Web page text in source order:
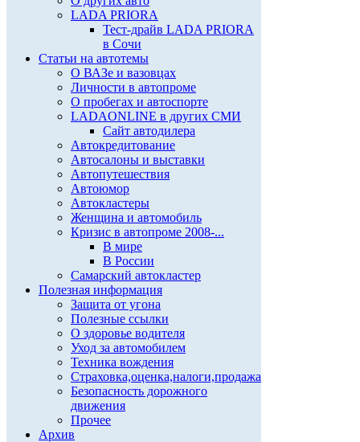
LADA PRIORA
Тест-драйв LADA PRIORA
в Сочи
Статьи на автотемы
О ВАЗе и вазовцах
Личности в автопроме
О пробегах и автоспорте
LADAONLINE в других СМИ
Сайт автодилера
Автокредитование
Автосалоны и выставки
Автопутешествия
Автоюмор
Автокластеры
Женщина и автомобиль
Кризис в автопроме 2008-...
В мире
В России
Самарский автокластер
Полезная информация
Защита от угона
Полезные ссылки
О здоровье водителя
Уход за автомобилем
Техника вождения
Страховка,оценка,налоги,продажа
Безопасность дорожного
движения
Прочее
Архив